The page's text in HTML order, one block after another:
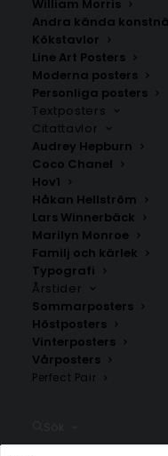
William Morris
Andra kända
Kökstavlor
Line Art Posters
Moderna posters
Personliga posters
Textposters
Citattavlor
Audrey Hepburn
Coco Chanel
Hov1
Håkan Hellström
Lars Winnerbäck
Marilyn Monroe
Familj och kärlek
Typografi
Årstider
Sommarposters
Höstposters
Vinterposters
Vårposters
Perfect Pair
Halo Poster #4